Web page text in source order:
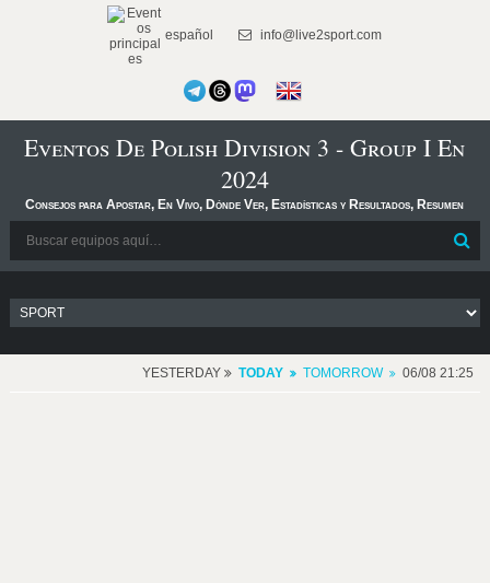
español info@live2sport.com
Eventos De Polish Division 3 - Group I En
2024
Consejos para Apostar, En Vivo, Dónde Ver, Estadísticas y Resultados, Resumen
YESTERDAY TODAY TOMORROW 06/08 21:25